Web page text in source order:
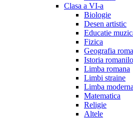
Clasa a VI-a
Biologie
Desen artistic
Educatie
Fizica
Geografia
Istoria
Limba romana
Limbi straine
Limba
Matematica
Religie
Altele